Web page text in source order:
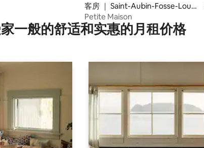
43 条评价
客房 ｜ Saint-Aubin-Fosse-Louva
in
Petite Maison
一般的舒适和实惠的月租价格